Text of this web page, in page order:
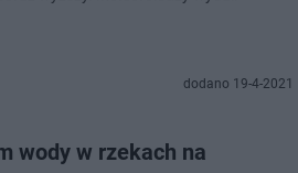
dodano 19-4-2021
wody w rzekach na